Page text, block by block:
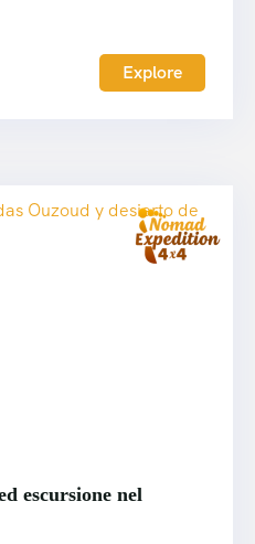
Explore
escursione nel